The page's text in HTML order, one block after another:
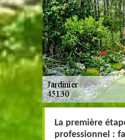
La première
professionnel :